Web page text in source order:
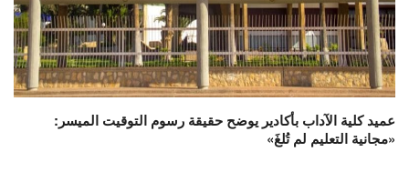
عميد كلية الآداب بأكادير يوضح حقيقة رسوم التوقيت الميسر:
«مجانية التعليم لم تُلغَ»